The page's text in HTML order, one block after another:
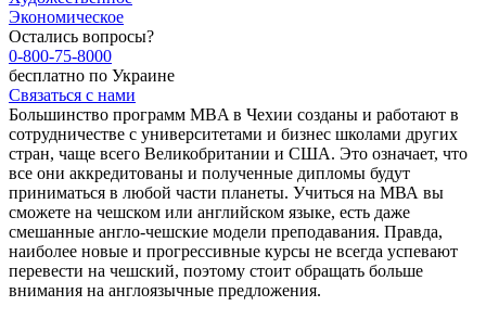
Экономическое
Остались вопросы?
0-800-75-8000
бесплатно по Украине
Связаться с нами
Большинство программ MBA в Чехии созданы и работают в
сотрудничестве с университетами и бизнес школами других
стран, чаще всего Великобритании и США. Это означает, что
все они аккредитованы и полученные дипломы будут
приниматься в любой части планеты. Учиться на МВА вы
сможете на чешском или английском языке, есть даже
смешанные англо-чешские модели преподавания. Правда,
наиболее новые и прогрессивные курсы не всегда успевают
перевести на чешский, поэтому стоит обращать больше
внимания на англоязычные предложения.